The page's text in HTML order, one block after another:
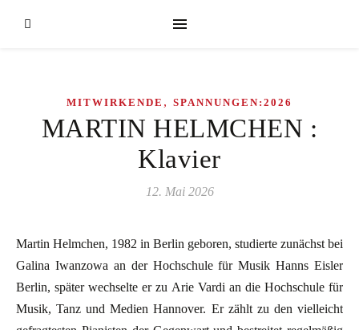
MITWIRKENDE , SPANNUNGEN:2026
MARTIN HELMCHEN :
Klavier
12. Mai 2026
Martin Helmchen, 1982 in Berlin geboren, studierte zunächst bei
Galina Iwanzowa an der Hochschule für Musik Hanns Eisler
Berlin, später wechselte er zu Arie Vardi an die Hochschule für
Musik, Tanz und Medien Hannover. Er zählt zu den vielleicht